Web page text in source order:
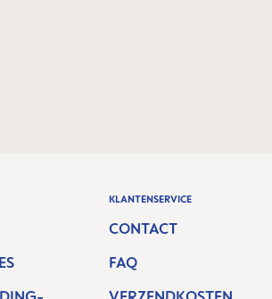
KLANTENSERVICE
CONTACT
FAQ